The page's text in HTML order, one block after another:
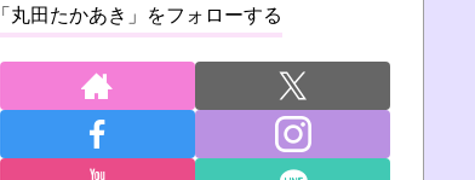
「丸田たかあき」をフォローする